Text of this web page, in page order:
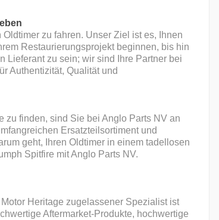
zu fahren. Unser Ziel ist es, Ihnen
Restaurierungsprojekt beginnen, bis hin
Lieferant zu sein; wir sind Ihre Partner bei
Authentizität, Qualität und
zu finden, sind Sie bei Anglo Parts NV an
Ersatzteilsortiment und
geht, Ihren Oldtimer in einem tadellosen
Spitfire mit Anglo Parts NV.
Heritage zugelassener Spezialist ist
Aftermarket-Produkte, hochwertige